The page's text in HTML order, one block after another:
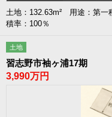
土地：132.63m² 用途：第
積率：100％
土地
習志野市袖ヶ浦17期
3,990万円